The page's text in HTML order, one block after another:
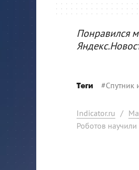
Понравился
Теги #Спутник
Indicator.ru /
Роботов